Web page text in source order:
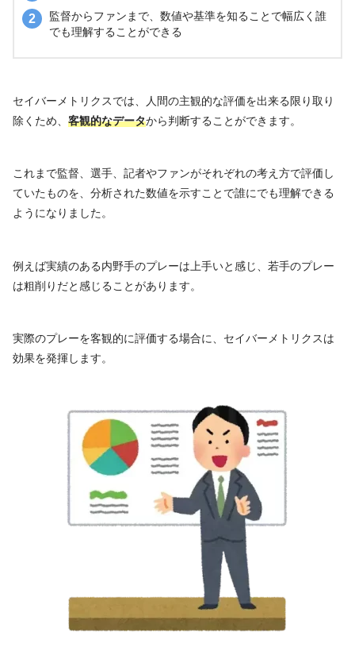
監督からファンまで、数値や基準を知ることで幅広く誰
でも理解することができる
セイバーメトリクスでは、人間の主観的な評価を出来る限り取り
除くため、 客観的なデータから判断することができます。
これまで監督、選手、記者やファンがそれぞれの考え方で評価し
ていたものを、分析された数値を示すことで誰にでも理解できる
ようになりました。
例えば実績のある内野手のプレーは上手いと感じ、若手のプレー
は粗削りだと感じることがあります。
実際のプレーを客観的に評価する場合に、セイバーメトリクスは
効果を発揮します。